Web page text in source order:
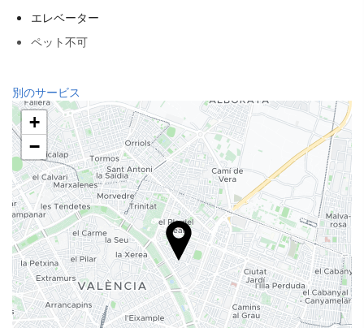
エレベーター
ペット不可
ウェルネス
スパ
トルコ式バス/スチームバス
サウナ
ジム
レセプションサービス
24時間対応フロント
荷物預かり
別のサービス
+
−